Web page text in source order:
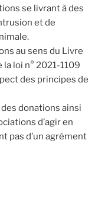
se livrant à des
et de
au sens du Livre
loi n° 2021-1109
des principes de
donations ainsi
d’agir en
pas d’un agrément